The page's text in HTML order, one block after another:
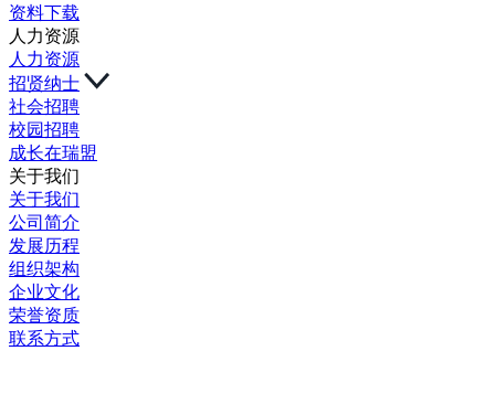
资料下载
人力资源
人力资源
招贤纳士
社会招聘
校园招聘
成长在瑞盟
关于我们
关于我们
公司简介
发展历程
组织架构
企业文化
荣誉资质
联系方式